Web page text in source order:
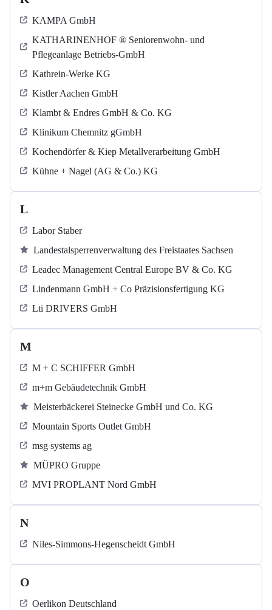
KAMPA GmbH
KATHARINENHOF ® Seniorenwohn- und
Pflegeanlage Betriebs-GmbH
Kathrein-Werke KG
Kistler Aachen GmbH
Klambt & Endres GmbH & Co. KG
Klinikum Chemnitz gGmbH
Kochendörfer & Kiep Metallverarbeitung GmbH
Kühne + Nagel (AG & Co.) KG
L
Labor Staber
Landestalsperrenverwaltung des Freistaates Sachsen
Leadec Management Central Europe BV & Co. KG
Lindenmann GmbH + Co Präzisionsfertigung KG
Lti DRIVERS GmbH
M
M + C SCHIFFER GmbH
m+m Gebäudetechnik GmbH
Meisterbäckerei Steinecke GmbH und Co. KG
Mountain Sports Outlet GmbH
msg systems ag
MÜPRO Gruppe
MVI PROPLANT Nord GmbH
N
Niles-Simmons-Hegenscheidt GmbH
O
Oerlikon Deutschland